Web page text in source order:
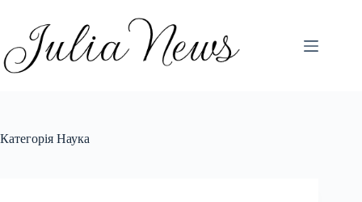
вмісту
Категорія Наука